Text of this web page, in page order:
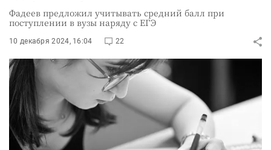
Фадеев предложил учитывать средний балл при
поступлении в вузы наряду с ЕГЭ
10 декабря 2024, 16:04 22